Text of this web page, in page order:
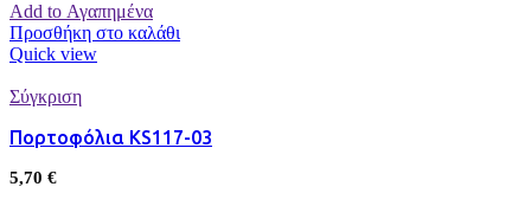
Add to Αγαπημένα
Προσθήκη στο καλάθι
Quick view
Σύγκριση
Πορτοφόλια KS117-03
5,70 €